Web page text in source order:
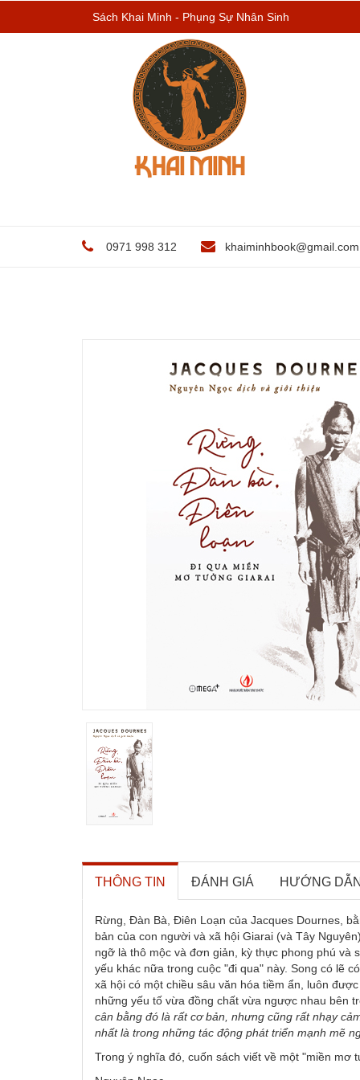
Sách Khai Minh - Phụng Sự Nhân Sinh
0971 998 312 khaiminhbook@gmail.com
THÔNG TIN ĐÁNH GIÁ HƯỚNG DẪN
Rừng, Đàn Bà, Điên Loạn của Jacques Dournes,
bản của con người và xã hội Giarai (và Tây
ngỡ là thô mộc và đơn giản, kỳ thực phong phú và
yếu khác nữa trong cuộc "đi qua" này. Song có lẽ
xã hội có một chiều sâu văn hóa tiềm ẩn, luôn
những yếu tố vừa đồng chất vừa ngược nhau bên
cân bằng đó là rất cơ bản, nhưng cũng rất nhạy
nhất là trong những tác động phát triển mạnh mẽ
Trong ý nghĩa đó, cuốn sách viết về một "miền mơ